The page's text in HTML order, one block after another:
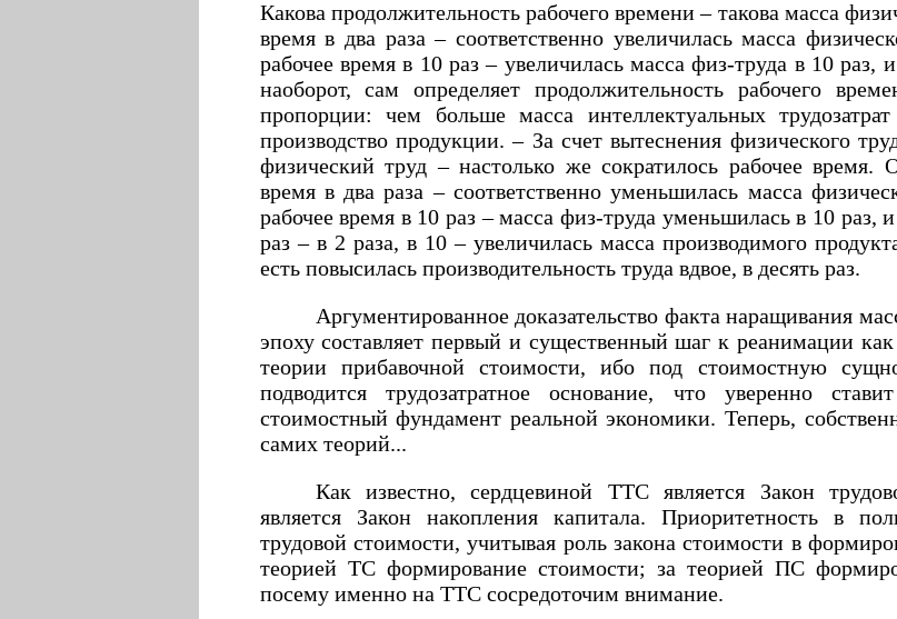
Какова продолжительность рабочего времени – такова масса
время в два раза – соответственно увеличилась масса
рабочее время в 10 раз – увеличилась масса физ-труда в 10 раз,
наоборот, сам определяет продолжительность рабочего
пропорции: чем больше масса интеллектуальных
производство продукции. – За счет вытеснения физического
физический труд – настолько же сократилось рабочее время.
время в два раза – соответственно уменьшилась масса
рабочее время в 10 раз – масса физ-труда уменьшилась в 10 раз,
раз – в 2 раза, в 10 – увеличилась масса производимого
есть повысилась производительность труда вдвое, в десять раз.
Аргументированное доказательство факта наращивания
эпоху составляет первый и существенный шаг к реанимации
теории прибавочной стоимости, ибо под стоимостную
подводится трудозатратное основание, что уверенно
стоимостный фундамент реальной экономики. Теперь,
самих теорий...
Как известно, сердцевиной ТТС является Закон
является Закон накопления капитала. Приоритетность в
трудовой стоимости, учитывая роль закона стоимости в
теорией ТС формирование стоимости; за теорией ПС
посему именно на ТТС сосредоточим внимание.